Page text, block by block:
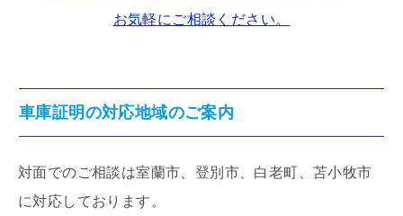
お気軽にご相談ください。
車庫証明の対応地域のご案内
対面でのご相談は室蘭市、登別市、白老町、苫小牧市
に対応しております。